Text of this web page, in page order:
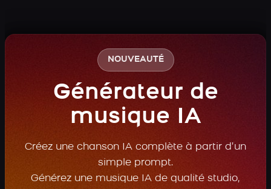
NOUVEAUTÉ
Générateur de
musique IA
Créez une chanson IA complète à partir d’un
simple prompt.
Générez une musique IA de qualité studio,